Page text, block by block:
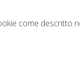
come descritto